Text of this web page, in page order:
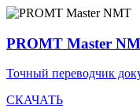
PROMT Master
Точный переводчик
СКАЧАТЬ